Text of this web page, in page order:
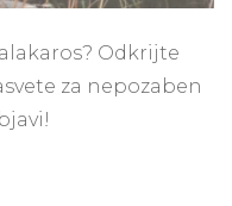
Odkrijte
za nepozaben